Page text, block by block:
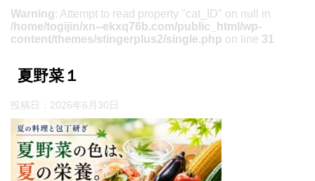
Warning: Attempt to read property "cat_ID" on null in
/home/togijin/xn--ekxq76b.com/public_html/wp-
content/themes/stingerplus2/single.php on line 31
夏野菜１
投稿日： 2026年6月30日